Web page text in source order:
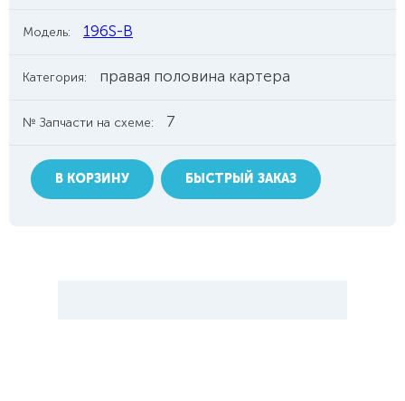
Модель: 196S-B
Категория: правая половина картера
№ Запчасти на схеме: 7
В КОРЗИНУ БЫСТРЫЙ ЗАКАЗ